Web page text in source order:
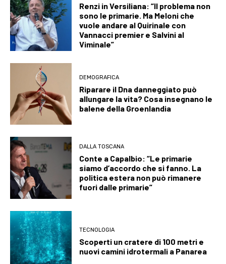
Renzi in Versiliana: “Il problema non
sono le primarie. Ma Meloni che
vuole andare al Quirinale con
Vannacci premier e Salvini al
Viminale”
DEMOGRAFICA
Riparare il Dna danneggiato può
allungare la vita? Cosa insegnano le
balene della Groenlandia
DALLA TOSCANA
Conte a Capalbio: “Le primarie
siamo d’accordo che si fanno. La
politica estera non può rimanere
fuori dalle primarie”
TECNOLOGIA
Scoperti un cratere di 100 metri e
nuovi camini idrotermali a Panarea